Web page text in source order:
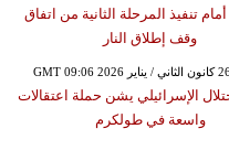
تنفيذ المرحلة الثانية من اتفاق
وقف إطلاق النار
الإسرائيلي يشن حملة اعتقالات
واسعة في طولكرم